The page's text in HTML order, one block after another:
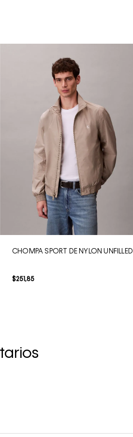
CHOMPA SPORT DE NYLON UNFILLED
$251,85